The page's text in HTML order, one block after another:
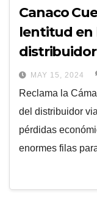
Canaco
lentitud en
distribuidor
MAY 15, 2024
Reclama la
del distribuidor
pérdidas
enormes filas